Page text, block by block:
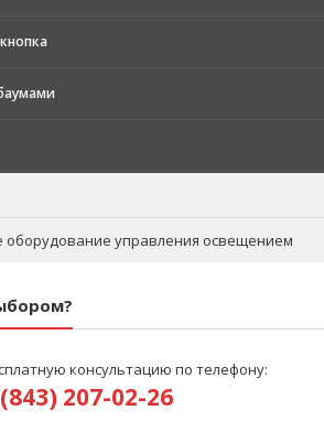
оборудование управления освещением
консультацию по телефону:
207-02-26